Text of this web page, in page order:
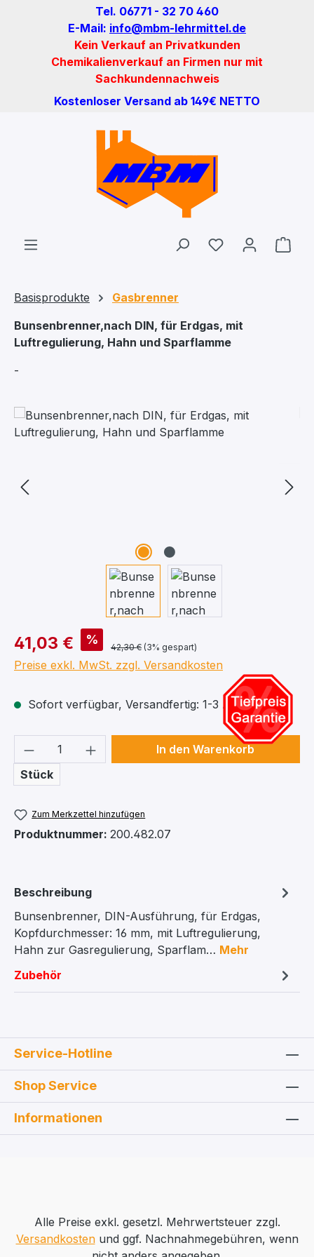
Zum Hauptinhalt springenTel. 06771 - 32 70 460
E-Mail: info@mbm-lehrmittel.de
Kein Verkauf an Privatkunden
Chemikalienverkauf an Firmen nur mit
Sachkundennachweis
Kostenloser Versand ab 149€ NETTO
Du hast 0
Basisprodukte
Gasbrenner
Bunsenbrenner,nach DIN, für Erdgas, mit
Luftregulierung, Hahn und Sparflamme
-
Bildergalerie überspringen
41,03 € %
42,30 € (3% gespart)
Preise exkl. MwSt. zzgl. Versandkosten
Sofort verfügbar, Versandfertig: 1-3 Arbeitstage
Produkt Anzahl: Gib den
Stück
In den Warenkorb
Zum Merkzettel hinzufügen
Produktnummer: 200.482.07
Beschreibung
Bunsenbrenner, DIN-Ausführung, für Erdgas,
Kopfdurchmesser: 16 mm, mit Luftregulierung,
Hahn zur Gasregulierung, Sparflam… Mehr
Zubehör
Service-Hotline
Shop Service
Informationen
Alle Preise exkl. gesetzl. Mehrwertsteuer zzgl.
Versandkostenund ggf. Nachnahmegebühren, wenn